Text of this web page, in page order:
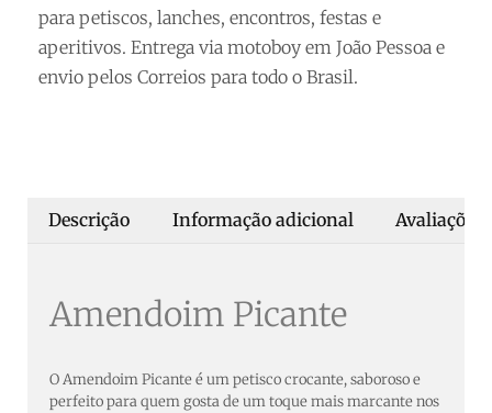
para petiscos, lanches, encontros, festas e
aperitivos. Entrega via motoboy em João Pessoa e
envio pelos Correios para todo o Brasil.
Descrição Informação adicional Avaliações
Amendoim Picante
O Amendoim Picante é um petisco crocante, saboroso e
perfeito para quem gosta de um toque mais marcante nos